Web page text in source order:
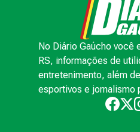
No Diário Gaúcho você
RS, informações de
entretenimento, além
esportivos e jornalismo